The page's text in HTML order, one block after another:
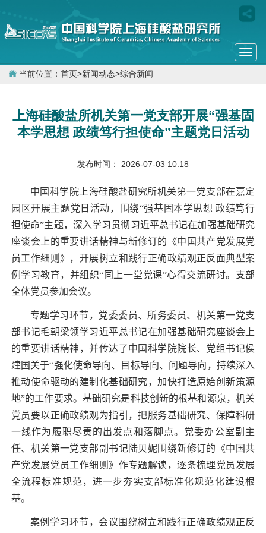
当前位置： 首页>新闻动态>综合新闻
上海硅酸盐所机关第一党支部开展“强基固
本学思想 政绩笃行担使命”主题党日活动
发布时间： 2026-07-03 10:18
中国科学院上海硅酸盐研究所机关第一党支部在嘉定
园区开展主题党日活动，围绕“强基固本学思想 政绩笃行
担使命”主题，深入学习贯彻习近平总书记在加强基础研究
座谈会上的重要讲话精神与新修订的《中国共产党发展党
员工作细则》，开展树立和践行正确政绩观正反面典型案
例学习教育，并组织“同上一堂党课”心得交流研讨。支部
全体党员参加会议。
专题学习环节，党委委员、所务委员、机关第一党支
部书记毛朝梁领学习近平总书记在加强基础研究座谈会上
的重要讲话精神，并传达了中国科学院院长、党组书记侯
建国关于“强化使命导向、目标导向、问题导向，持续深入
推动使命驱动的建制化基础研究，加快打造原始创新策源
地”的工作要求。基础研究是科技创新的根基和源泉，机关
党员要以正确政绩观为指引，把服务基础研究、保障科研
一线作为履职尽责的出发点和落脚点。党委办公室副主
任、机关第一党支部副书记陆贝妮围绕新修订的《中国共
产党发展党员工作细则》作专题解读，逐条梳理党员发展
全流程标准规范，进一步夯实支部标准化规范化建设根
基。
案例学习环节，会议围绕树立和践行正确政绩观正反